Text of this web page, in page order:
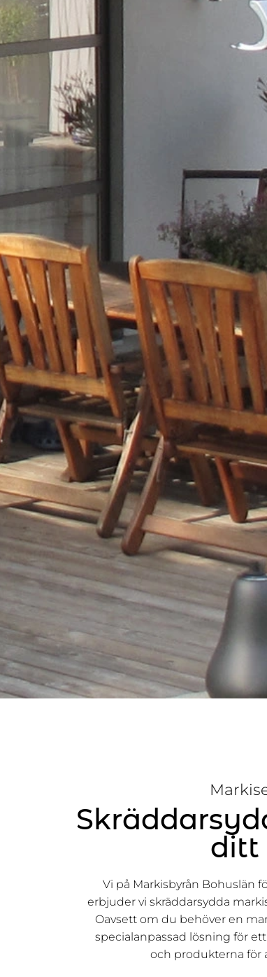
ditt
Vi på Markisbyrån Bohuslän
erbjuder vi skräddarsydda
Oavsett om du behöver en
specialanpassad lösning för
och produkterna för